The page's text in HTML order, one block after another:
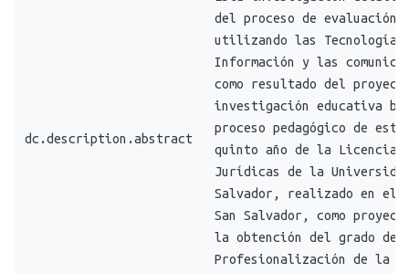
dc.description.abstract
del proceso de evaluación
utilizando las
Información y las
como resultado del
investigación educativa
proceso pedagógico de
quinto año de la
Jurídicas de la
Salvador, realizado en el
San Salvador, como
la obtención del grado de
Profesionalización de la